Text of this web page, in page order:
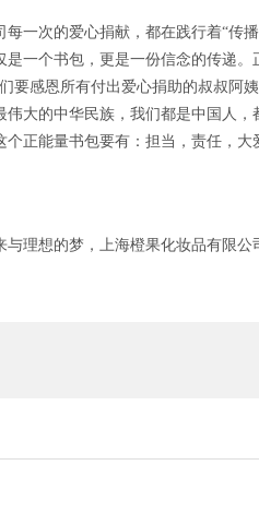
次的爱心捐献，都在践行着“传
是一个书包，更是一份信念的传递
要感恩所有付出爱心捐助的叔叔阿
大的中华民族，我们都是中国人
个正能量书包要有：担当，责任，
想的梦，上海橙果化妆品有限公